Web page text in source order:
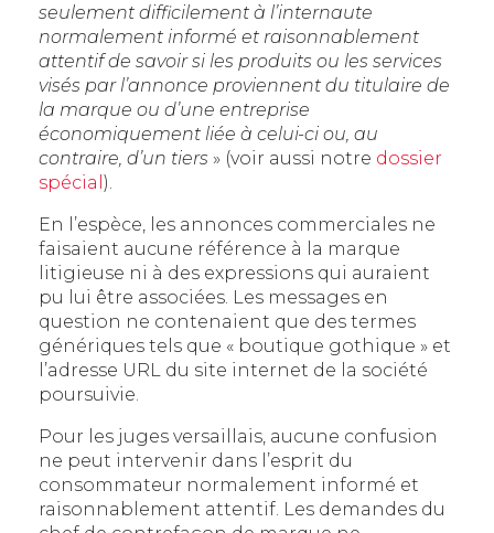
seulement difficilement à l’internaute
normalement informé et raisonnablement
attentif de savoir si les produits ou les services
visés par l’annonce proviennent du titulaire de
la marque ou d’une entreprise
économiquement liée à celui-ci ou, au
contraire, d’un tiers » (voir aussi notre dossier
spécial ).
En l’espèce, les annonces commerciales ne
faisaient aucune référence à la marque
litigieuse ni à des expressions qui auraient
pu lui être associées. Les messages en
question ne contenaient que des termes
génériques tels que « boutique gothique » et
l’adresse URL du site internet de la société
poursuivie.
Pour les juges versaillais, aucune confusion
ne peut intervenir dans l’esprit du
consommateur normalement informé et
raisonnablement attentif. Les demandes du